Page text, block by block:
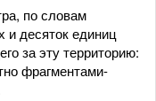
по словам
десяток единиц
за эту территорию:
фрагментами-